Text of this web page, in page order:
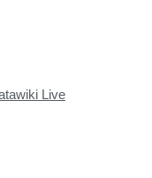
Live